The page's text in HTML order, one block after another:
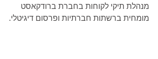
מנהלת תיקי לקוחות בחברת ברודקאסט
מומחית ברשתות חברתיות ופרסום דיגיטלי.